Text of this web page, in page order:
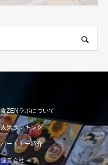
食ZENラボについて
人気ランキング
パートナー紹介
運営会社